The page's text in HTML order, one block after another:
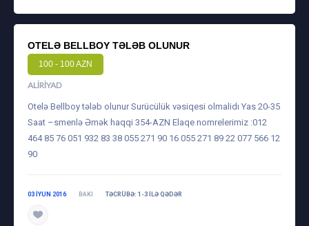
OTELƏ BELLBOY TƏLƏB OLUNUR
100 - 100 AZN
ALIRIYAD
Otelə Bellboy tələb olunur Surücülük vəsiqesi olmalidı Yas 20-35
Saat –smenlə Əmək haqqi 354-AZN Elaqe nomrelerimiz :012
464 85 76 051 932 83 38 055 271 90 16 055 271 89 22 077 566 12
90
03 IYUN 2016 BAKI TƏCRÜBƏ: 1-3 ILƏ QƏDƏR